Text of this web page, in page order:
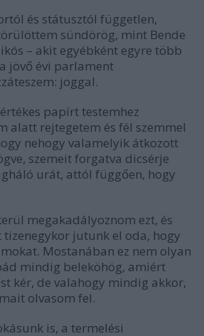
és státusztól független,
sündörög, mint Bende
– akit egyébként egyre több
jövő évi parlament
joggal.
papírt testemhez
alatt rejtegetem és fél szemmel
nehogy valamelyik átkozott
szemeit forgatva dicsérje
urát, attól függően, hogy
megakadályoznom ezt, és
jutunk el oda, hogy
Mostanában ez nem olyan
mindig beleköhög, amiért
kér, de valahogy mindig akkor,
olvasom fel.
is, a termelési